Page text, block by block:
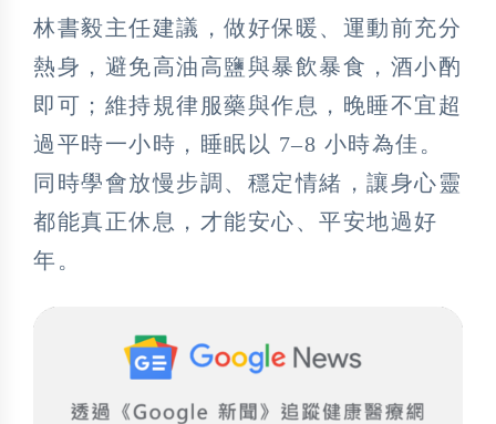
林書毅主任建議，做好保暖、運動前充分
熱身，避免高油高鹽與暴飲暴食，酒小酌
即可；維持規律服藥與作息，晚睡不宜超
過平時一小時，睡眠以 7–8 小時為佳。
同時學會放慢步調、穩定情緒，讓身心靈
都能真正休息，才能安心、平安地過好
年。